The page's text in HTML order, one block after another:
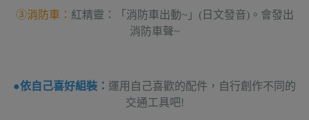
③消防車： 紅精靈：「消防車出動~」(日文發音)。會發出
消防車聲~
●依自己喜好組裝： 運用自己喜歡的配件，自行創作不同的
交通工具吧!